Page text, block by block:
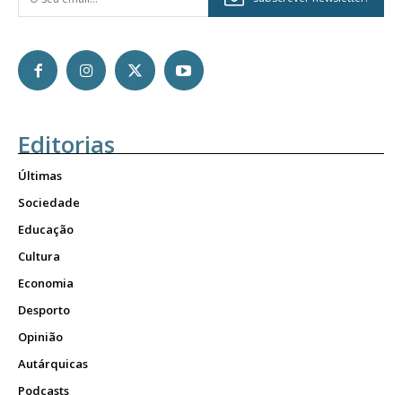
Editorias
Últimas
Sociedade
Educação
Cultura
Economia
Desporto
Opinião
Autárquicas
Podcasts